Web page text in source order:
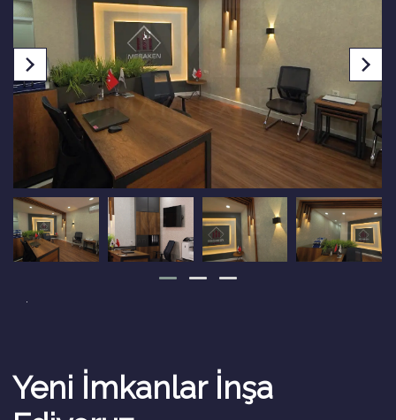
Yeni İmkanlar İnşa